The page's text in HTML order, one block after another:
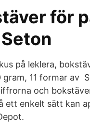
för
på leklera,
gram, 11 formar av
och
ett enkelt sätt kan